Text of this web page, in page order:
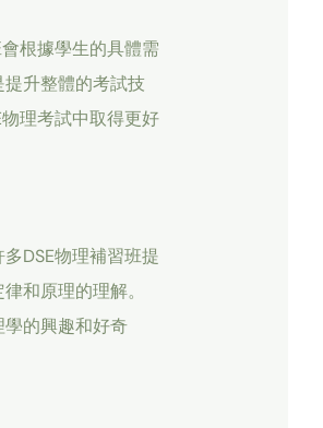
根據學生的具體需
升整體的考試技
理考試中取得更好
DSE物理補習班提
和原理的理解。
的興趣和好奇